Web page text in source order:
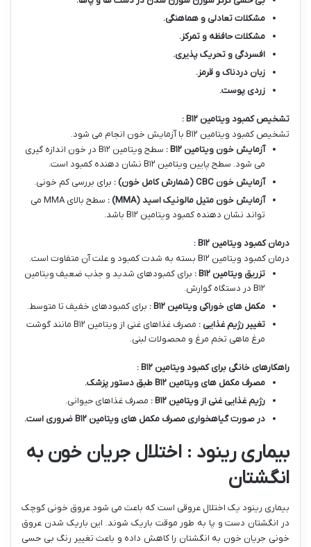
مشکلات تعادلی و هماهنگی.
مشکلات حافظه و تمرکز.
افسردگی و تحریک پذیری.
زبان دردناک و قرمز.
زردی پوست.
تشخیص کمبود ویتامین ۱۲
:
تشخیص کمبود ویتامین B۱۲ با آزمایش خون انجام می شود.
آزمایش خون ویتامین ۱۲ :
سطح ویتامین B۱۲ در خون اندازه گیری
می شود. سطح پایین ویتامین B۱۲ نشان دهنده کمبود است.
آزمایش خون
شمارش کامل خون)
: برای بررسی کم خونی.
آزمایش خون متیل مالونیک اسید(MMA)
:
سطح بالای MMA می
تواند نشان دهنده کمبود ویتامین B۱۲ باشد.
درمان کمبود ویتامین ۱۲
:
درمان کمبود ویتامین B۱۲ بسته به شدت کمبود و علت آن متفاوت است.
تزریق ویتامین ۱۲ : برای کمبودهای شدید و جذب ضعیف ویتامین
B۱۲ در دستگاه گوارش.
مکمل های خوراکی ویتامین ۱۲ : برای کمبودهای خفیف تا متوسط.
تغییر رژیم غذایی :
مصرف غذاهای غنی از ویتامین B۱۲ مانند گوشت
مرغ ماهی تخم مرغ و محصولات لبنی.
راهکارهای خانگی برای کمبود ویتامین ۱۲
:
مصرف مکمل های ویتامین ۱۲ طبق دستور پزشک.
رژیم غذایی غنی از ویتامین ۱۲ : مصرف غذاهای حیوانی.
در صورت گیاهخواری مصرف مکمل های ویتامین ۱۲ ضروری است.
بیماری رینود : اختلال جریان خون به
انگشتان
بیماری رینود یک اختلال عروقی است که باعث می شود عروق خونی کوچک
در انگشتان دست و پا به طور موقت باریک شوند. این باریک شدن عروق
خونی جریان خون به انگشتان را کاهش داده و باعث تغییر رنگ بی حسی